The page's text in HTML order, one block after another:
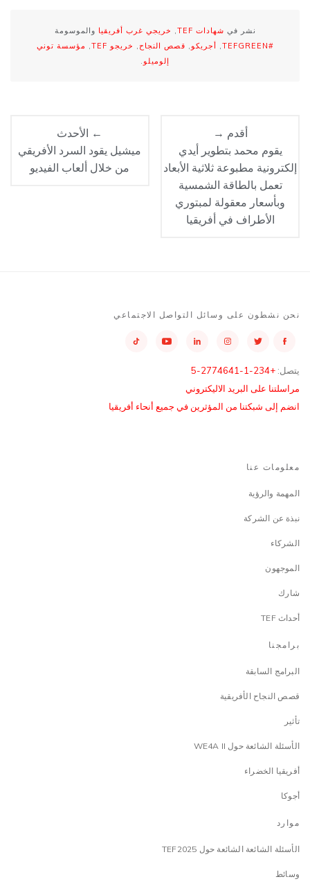
نشر في شهادات TEF , خريجي غرب أفريقيا والموسومة
#TEFGREEN
, أجريكو , قصص النجاح, خريجو TEF , مؤسسة توني
إلوميلو .
← الأحدث
ميشيل يقود السرد الأفريقي
من خلال ألعاب الفيديو
أقدم →
يقوم محمد بتطوير أيدي
إلكترونية مطبوعة ثلاثية الأبعاد
تعمل بالطاقة الشمسية
وبأسعار معقولة لمبتوري
الأطراف في أفريقيا
نحن نشطون على وسائل التواصل الاجتماعي
يتصل: +234-1-2774641-5
مراسلتنا على البريد الاليكتروني
انضم إلى شبكتنا من المؤثرين في جميع أنحاء أفريقيا
معلومات عنا
المهمة والرؤية
نبذة عن الشركة
الشركاء
الموجهون
شارك
أحداث TEF
برامجنا
البرامج السابقة
قصص النجاح الأفريقية
تأثير
الأسئلة الشائعة حول WE4A II
أفريقيا الخضراء
أجوكا
موارد
الأسئلة الشائعة الشائعة حول TEF2025
وسائط